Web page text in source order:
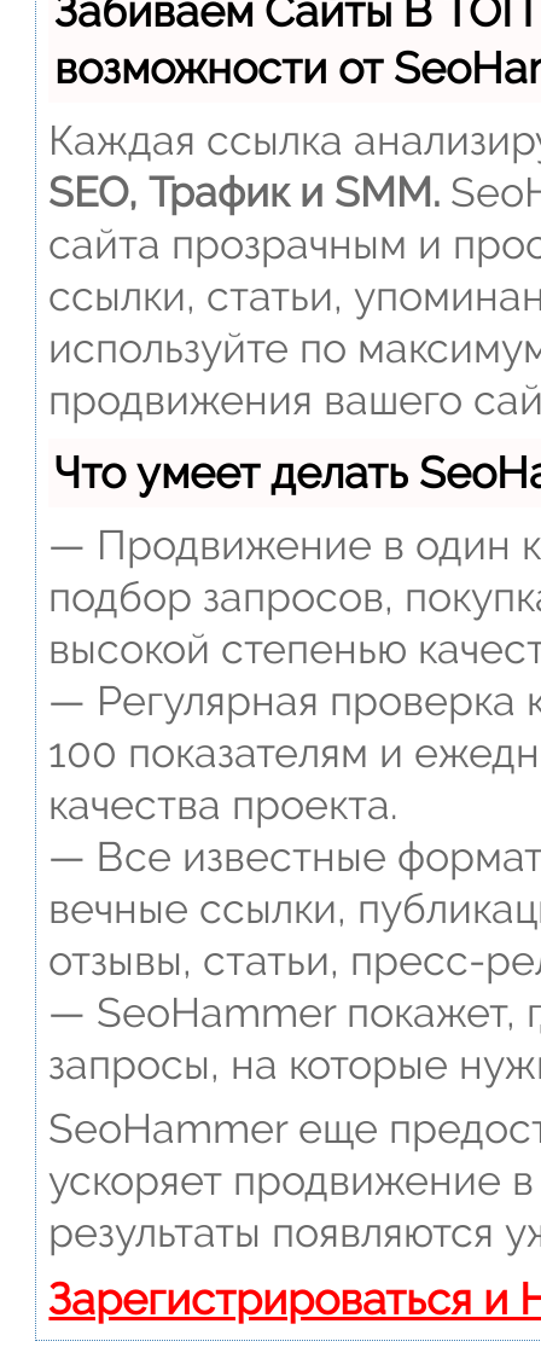
Забиваем Сайты В
возможности от
Каждая ссылка
SEO, Трафик и SMM.
сайта прозрачным и
ссылки, статьи,
используйте по
продвижения вашего
Что умеет делать
— Продвижение в один
подбор запросов,
высокой степенью
— Регулярная проверка
100 показателям и
качества проекта.
— Все известные
вечные ссылки,
отзывы, статьи, пресс-
— SeoHammer покажет,
запросы, на которые
SeoHammer еще
ускоряет продвижение
результаты появляются
Зарегистрироваться и